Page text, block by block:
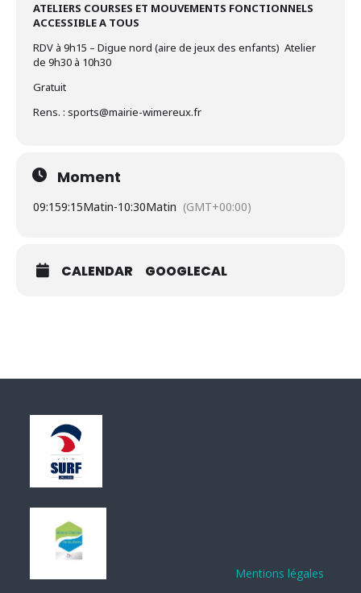
ATELIERS COURSES ET MOUVEMENTS FONCTIONNELS
ACCESSIBLE A TOUS
RDV à 9h15 – Digue nord (aire de jeux des enfants) Atelier
de 9h30 à 10h30
Gratuit
Rens. : sports@mairie-wimereux.fr
Moment
09:159:15Matin-10:30Matin (GMT+00:00)
CALENDAR GOOGLECAL
Mentions légales